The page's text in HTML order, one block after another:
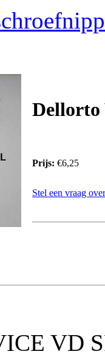
Dellorto
Prijs: €6,25
Stel een vraag
VD